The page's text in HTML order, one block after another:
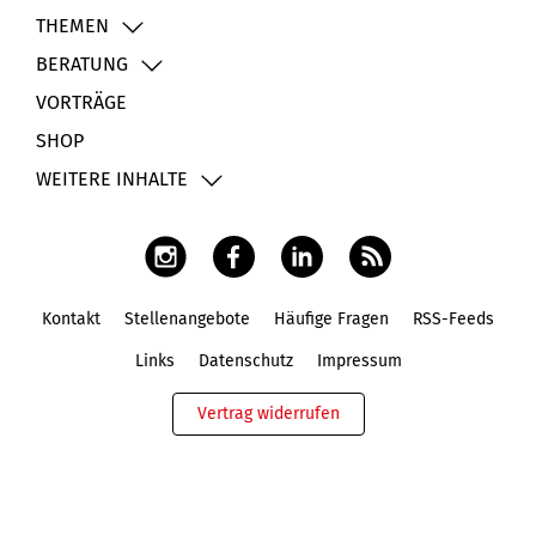
THEMEN
BERATUNG
VORTRÄGE
SHOP
WEITERE INHALTE
Kontakt Stellenangebote Häufige Fragen RSS-Feeds
Links Datenschutz Impressum
Vertrag widerrufen